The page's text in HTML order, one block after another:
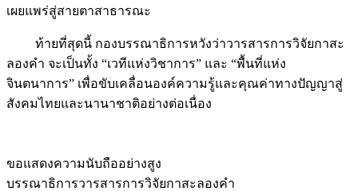
เผยแพร่สู่สายตาสาธารณะ
ท้ายที่สุดนี้ กองบรรณาธิการหวังว่าวารสารการวิจัยกาสะ
ลองคำ จะเป็นทั้ง “เวทีแห่งวิชาการ” และ “พื้นที่แห่ง
จินตนาการ” เพื่อขับเคลื่อนองค์ความรู้และคุณค่าทางปัญญาสู่
สังคมไทยและนานาชาติอย่างต่อเนื่อง
ขอแสดงความนับถืออย่างสูง
บรรณาธิการวารสารการวิจัยกาสะลองคำ